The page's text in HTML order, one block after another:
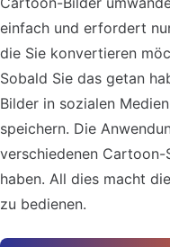
einfach und erfordert
die Sie konvertieren
Sobald Sie das getan
Bilder in sozialen
speichern. Die
verschiedenen
haben. All dies macht
zu bedienen.